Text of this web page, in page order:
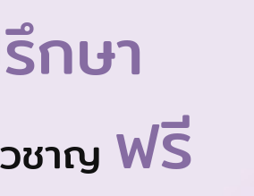
กษา
ชาญ ฟรี